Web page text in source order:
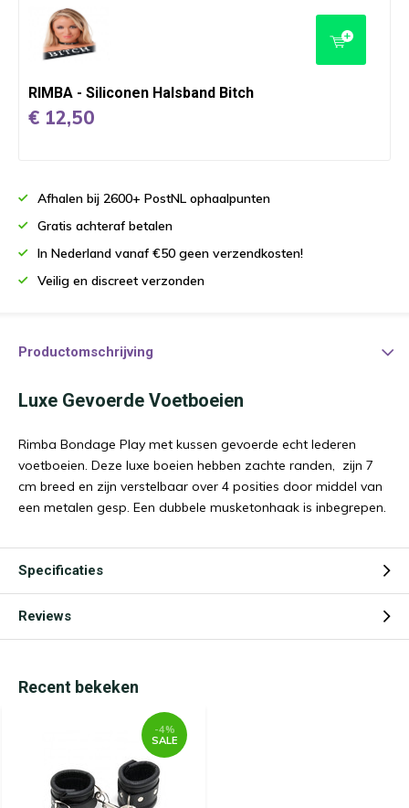
RIMBA - Siliconen Halsband Bitch
€ 12,50
Afhalen bij 2600+ PostNL ophaalpunten
Gratis achteraf betalen
In Nederland vanaf €50 geen verzendkosten!
Veilig en discreet verzonden
Productomschrijving
Luxe Gevoerde Voetboeien
Rimba Bondage Play met kussen gevoerde echt lederen
voetboeien. Deze luxe boeien hebben zachte randen, zijn 7
cm breed en zijn verstelbaar over 4 posities door middel van
een metalen gesp. Een dubbele musketonhaak is inbegrepen.
Specificaties
Reviews
Recent bekeken
-4%
SALE